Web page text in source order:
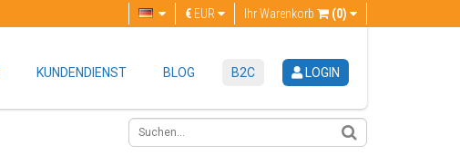
Ihr Warenkorb (0)
€ EUR
KUNDENDIENST BLOG B2C LOGIN